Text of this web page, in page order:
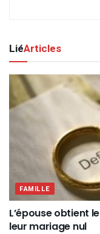
LiéArticles
FAMILLE
L’épouse obtient
leur mariage nul